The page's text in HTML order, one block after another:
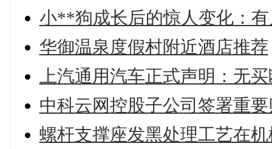
小**狗成长后的惊人变化：
华御温泉度假村附近酒店推荐
上汽通用汽车正式声明：无
中科云网控股子公司签署重
螺杆支撑座发黑处理工艺在